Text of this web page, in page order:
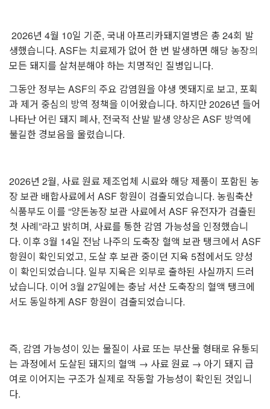
2026년 4월 10일 기준, 국내 아프리카돼지열병은 총 24회 발
생했습니다. ASF는 치료제가 없어 한 번 발생하면 해당 농장의
모든 돼지를 살처분해야 하는 치명적인 질병입니다.
그동안 정부는 ASF의 주요 감염원을 야생 멧돼지로 보고, 포획
과 제거 중심의 방역 정책을 이어왔습니다. 하지만 2026년 들어
나타난 어린 돼지 폐사, 전국적 산발 발생 양상은 ASF 방역에
불길한 경보음을 울렸습니다.
2026년 2월, 사료 원료 제조업체 시료와 해당 제품이 포함된 농
장 보관 배합사료에서 ASF 항원이 검출되었습니다. 농림축산
식품부도 이를 “양돈농장 보관 사료에서 ASF 유전자가 검출된
첫 사례”라고 밝히며, 사료를 통한 감염 가능성을 인정했습니
다. 이후 3월 14일 전남 나주의 도축장 혈액 보관 탱크에서 ASF
항원이 확인되었고, 도살 후 보관 중이던 지육 5점에서도 양성
이 확인되었습니다. 일부 지육은 외부로 출하된 사실까지 드러
났습니다. 이어 3월 27일에는 충남 서산 도축장의 혈액 탱크에
서도 동일하게 ASF 항원이 검출되었습니다.
즉, 감염 가능성이 있는 물질이 사료 또는 부산물 형태로 유통되
는 과정에서 도살된 돼지의 혈액 → 사료 원료 → 아기 돼지 급
여로 이어지는 구조가 실제로 작동할 가능성이 확인된 것입니
다.